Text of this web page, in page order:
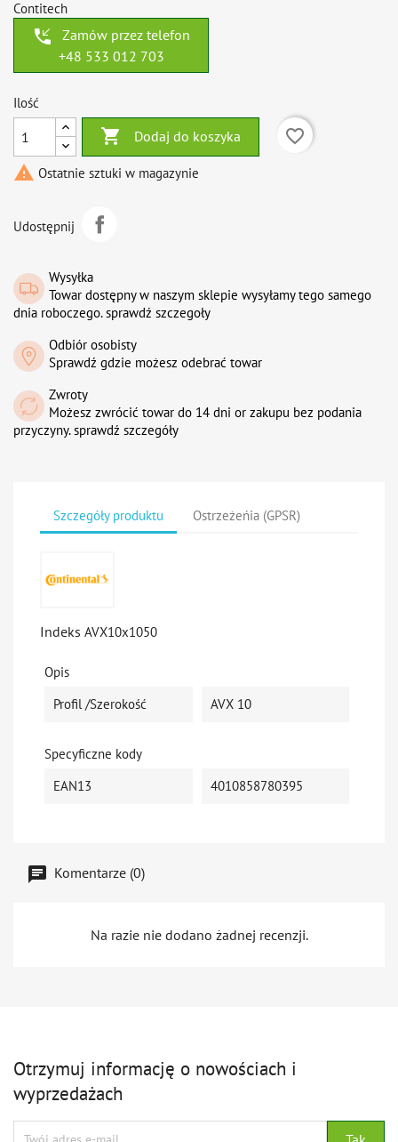
Contitech
phone_callback
Zamów przez telefon
+48 533 012 703
Ilość
 Dodaj do koszyka
favorite_border
 Ostatnie sztuki w magazynie
Udostępnij
Wysyłka
Towar dostępny w naszym sklepie wysyłamy tego samego
dnia roboczego. sprawdź szczegoły
Odbiór osobisty
Sprawdź gdzie możesz odebrać towar
Zwroty
Możesz zwrócić towar do 14 dni or zakupu bez podania
przyczyny. sprawdź szczegóły
Szczegóły produktu Ostrzeżeńia (GPSR)
Indeks AVX10x1050
Opis
Profil /szerokość
AVX 10
Specyficzne kody
EAN13
4010858780395
Komentarze (0)
Na razie nie dodano żadnej recenzji.
Otrzymuj informację o nowościach i
wyprzedażach